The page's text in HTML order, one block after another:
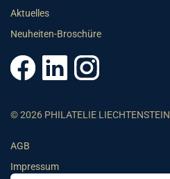
Aktuelles
Neuheiten-Broschüre
© 2026 PHILATELIE LIECHTENSTEIN
AGB
Impressum